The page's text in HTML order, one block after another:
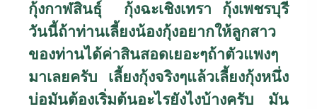
กุ้งกาฬสินธุ์ กุ้งฉะเชิงเทรา กุ้งเพชรบุรี
วันนี้ถ้าท่านเลี้ยงน้องกุ้งอยากให้ลูกสาว
ของท่านได้ค่าสินสอดเยอะๆถ้าตัวแพงๆ
มาเลยครับ เลี้ยงกุ้งจริงๆแล้วเลี้ยงกุ้งหนึ่ง
บ่อมันต้องเริ่มต้นอะไรยังไงบ้างครับ มัน